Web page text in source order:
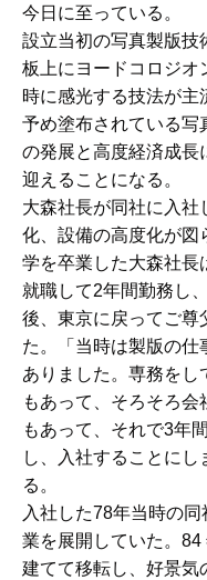
今日に至っている。
設立当初の写真製版技
板上にヨードコロジオ
時に感光する技法が主
予め塗布されている写
の発展と高度経済成長
迎えることになる。
大森社長が同社に入
化、設備の高度化が図
学を卒業した大森社長
就職して2年間勤務し
後、東京に戻ってご尊
た。「当時は製版の仕
ありました。専務をし
もあって、そろそろ
もあって、それで3年
し、入社することに
る。
入社した78年当時の
業を展開していた。
建てて移転し、好景気